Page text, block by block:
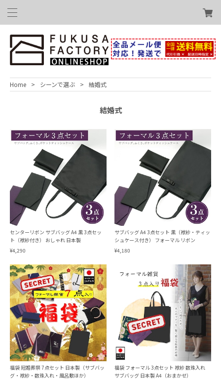
Home シーンで選ぶ 結婚式
結婚式
センターリボン サブバッグ A4 黒 3点セッ
ト（袱紗付き） おしゃれ 日本製
¥4,290
サブバッグ A4 3点セット 黒（袱紗・ティッ
シュケース付き） フォーマル リボン
¥4,180
福袋 冠婚葬祭 7点セット 日本製（サブバッ
グ・袱紗・数珠入れ・風呂敷ほか）
福袋 フォーマル 3点セット 袱紗 数珠入れ
サブバッグ 日本製 A4（おまかせ）